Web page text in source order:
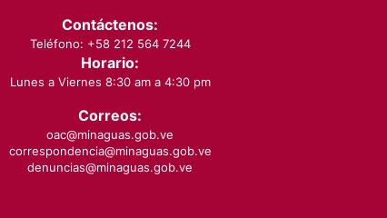
Contáctenos:
Teléfono: +58 212 564 7244
Horario:
Lunes a Viernes 8:30 am a 4:30 pm
Correos:
oac@minaguas.gob.ve
correspondencia@minaguas.gob.ve
denuncias@minaguas.gob.ve